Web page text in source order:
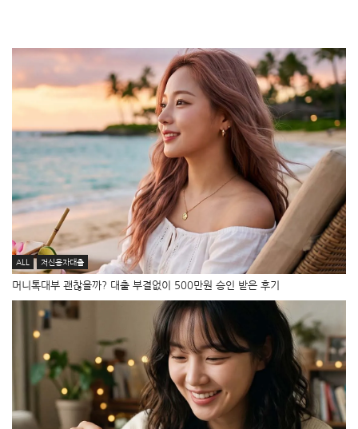
ALL 저신용자대출
머니톡대부 괜찮을까? 대출 부결없이 500만원 승인 받은 후기